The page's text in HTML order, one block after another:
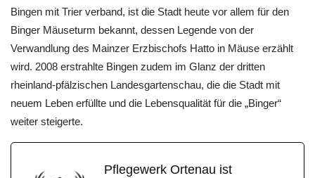
Bingen mit Trier verband, ist die Stadt heute vor allem für den
Binger Mäuseturm bekannt, dessen Legende von der
Verwandlung des Mainzer Erzbischofs Hatto in Mäuse erzählt
wird. 2008 erstrahlte Bingen zudem im Glanz der dritten
rheinland-pfälzischen Landesgartenschau, die die Stadt mit
neuem Leben erfüllte und die Lebensqualität für die „Binger“
weiter steigerte.
Pflegewerk Ortenau ist